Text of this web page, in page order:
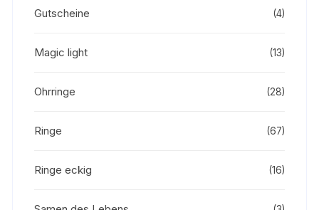
Gutscheine (4)
Magic light (13)
Ohrringe (28)
Ringe (67)
Ringe eckig (16)